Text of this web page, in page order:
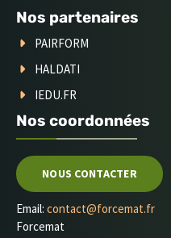
Nos partenaires
PAIRFORM
HALDATI
IEDU.FR
Nos coordonnées
NOUS CONTACTER
Email: contact@forcemat.fr
Forcemat